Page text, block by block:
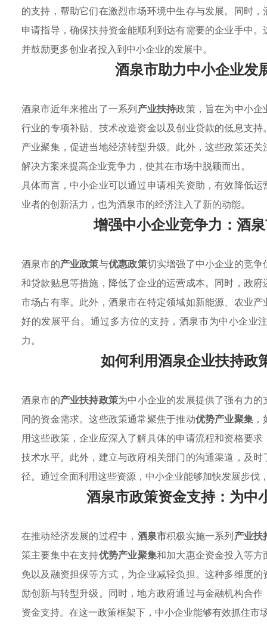
的支持，帮助它们在激烈市场环境中生存与发展。同时
申请指导，确保扶持资金能顺利到达有需要的企业手中
并鼓励更多创业者投入到中小企业的发展中。
酒泉市助力中小企业发
酒泉市近年来推出了一系列产业扶持政策，旨在为中小
行业的专项补贴、技术改造资金以及创业贷款的低息支
产业聚集，促进当地经济转型升级。此外，这些政策还
解决方案来提高企业竞争力，使其在市场中脱颖而出。
具体而言，中小企业可以通过申请相关资助，有效降低
业者的创新活力，也为酒泉市的经济注入了新的动能。
增强中小企业竞争力：酒
酒泉市的产业政策与优惠政策切实增强了中小企业的竞
和贷款贴息等措施，降低了企业的运营成本。同时，政
市场占有率。此外，酒泉市在特定领域如新能源、农业
好的发展平台。通过多方位的支持，酒泉市为中小企业
力。
如何利用酒泉企业扶持政
酒泉市的产业扶持政策为中小企业的发展提供了强有力
同的资金需求。这些政策通常聚焦于推动优势产业聚集
用这些政策，企业应深入了解具体的申请流程和资格要
技术水平。此外，建立与政府相关部门的沟通渠道，及
径。通过全面利用这些资源，中小企业能够加快发展步伐
酒泉市政策资金支持：为中
在推动经济发展的过程中， 酒泉市积极实施一系列产业扶
策主要集中在支持优势产业聚集和加大惠企资金投入等
免以及融资担保等方式，为企业减轻负担。这种多维度
励创新与转型升级。同时，地方政府通过与金融机构合
资金支持。在这一政策框架下，中小企业能够有效抓住市